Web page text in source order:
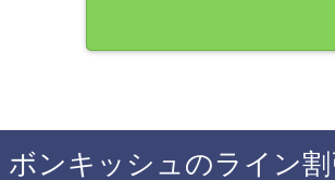
ボンキッシュのライン